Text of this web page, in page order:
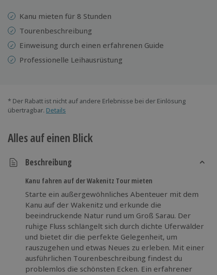
Kanu mieten für 8 Stunden
Tourenbeschreibung
Einweisung durch einen erfahrenen Guide
Professionelle Leihausrüstung
* Der Rabatt ist nicht auf andere Erlebnisse bei der Einlösung
übertragbar. Details
Alles auf einen Blick
Beschreibung
Kanu fahren auf der Wakenitz Tour mieten
Starte ein außergewöhnliches Abenteuer mit dem
Kanu auf der Wakenitz und erkunde die
beeindruckende Natur rund um Groß Sarau. Der
ruhige Fluss schlängelt sich durch dichte Uferwälder
und bietet dir die perfekte Gelegenheit, um
rauszugehen und etwas Neues zu erleben. Mit einer
ausführlichen Tourenbeschreibung findest du
problemlos die schönsten Ecken. Ein erfahrener